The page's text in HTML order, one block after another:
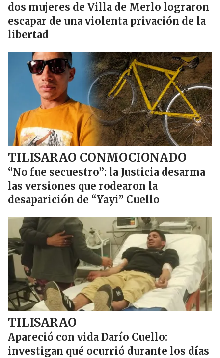
dos mujeres de Villa de Merlo lograron
escapar de una violenta privación de la
libertad
TILISARAO CONMOCIONADO
“No fue secuestro”: la Justicia desarma
las versiones que rodearon la
desaparición de “Yayi” Cuello
TILISARAO
Apareció con vida Darío Cuello:
investigan qué ocurrió durante los días